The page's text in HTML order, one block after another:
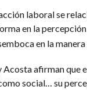
laboral se
en la
en la
afirman que
social… su